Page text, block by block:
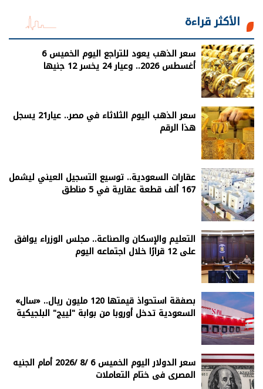
الأكثر قراءة
سعر الذهب يعود للتراجع اليوم الخميس 6
أغسطس 2026.. وعيار 24 يخسر 12 جنيها
سعر الذهب اليوم الثلاثاء في مصر.. عيار21 يسجل
هذا الرقم
عقارات السعودية.. توسيع التسجيل العيني ليشمل
167 ألف قطعة عقارية في 5 مناطق
التعليم والإسكان والصناعة.. مجلس الوزراء يوافق
على 12 قرارًا خلال اجتماعه اليوم
بصفقة استحواذ قيمتها 120 مليون ريال.. «سال»
السعودية تدخل أوروبا من بوابة "لييج" البلجيكية
سعر الدولار اليوم الخميس 6 /8 /2026 أمام الجنيه
المصرى فى ختام التعاملات